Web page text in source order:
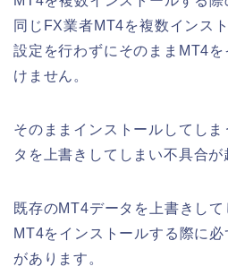
同じFX業者MT4を複数インス
設定を行わずにそのままMT4
けません。
そのままインストールしてし
タを上書きしてしまい不具合が
既存のMT4データを上書きして
MT4をインストールする際に
があります。